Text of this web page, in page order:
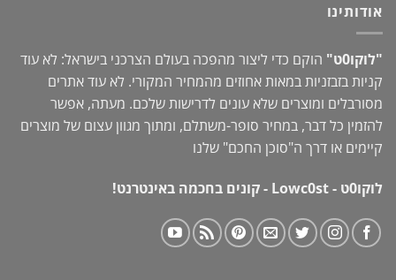
אודותינו
"לוקו0ט"
הוקם כדי ליצור מהפכה בעולם הצרכני בישראל: לא עוד
קניות בזבזניות במאות אחוזים מהמחיר המקורי. לא עוד אתרים
מסורבלים ומוצרים שלא עונים לדרישות שלכם. מעתה, אפשר
להזמין כל דבר, במחיר סופר-משתלם, ומתוך מגוון עצום של מוצרים
קיימים או דרך ה"סוכן החכם" שלנו
לוקו0ט - Lowc0st - קונים בחכמה באינטרנט!